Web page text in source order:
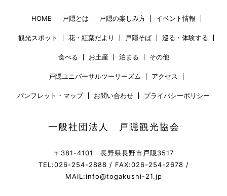
HOME 戸隠とは 戸隠の楽しみ方 イベント情報
観光スポット 花・紅葉だより 戸隠そば 巡る・体験する
食べる お土産 泊まる その他
戸隠ユニバーサルツーリーズム アクセス
パンフレット・マップ お問い合わせ プライバシーポリシー
一般社団法人 戸隠観光協会
〒381-4101 長野県長野市戸隠3517
TEL:026-254-2888 / FAX:026-254-2678 /
MAIL:info@togakushi-21.jp